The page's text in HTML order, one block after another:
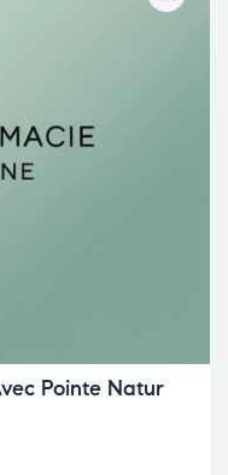
Pointe Natur